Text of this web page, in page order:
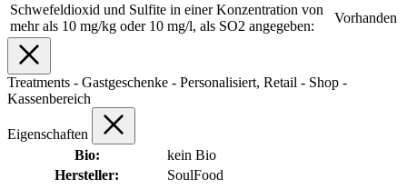
Schwefeldioxid und Sulfite in einer Konzentration von
mehr als 10 mg/kg oder 10 mg/l, als SO2 angegeben:
Vorhanden
Treatments - Gastgeschenke - Personalisiert, Retail - Shop -
Kassenbereich
Eigenschaften
Bio:
kein Bio
Hersteller:
SoulFood